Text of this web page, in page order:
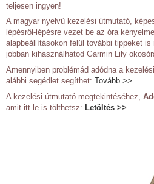
teljesen ingyen!
A magyar nyelvű kezelési útmutató,
lépésről-lépésre vezet be az óra
alapbeállításokon felül további tippeket
jobban kihasználhatod Garmin Lily
Amennyiben problémád adódna a
alábbi segédlet segíthet: Tovább >>
A kezelési útmutató megtekintéséhez,
amit itt le is tölthetsz: Letöltés >>